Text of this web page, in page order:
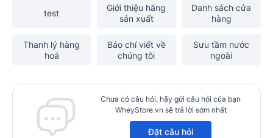
test
Giới thiệu hãng
sản xuất
Danh sách cửa
hàng
Thanh lý hàng
hoá
Báo chí viết về
chúng tôi
Sưu tầm nước
ngoài
Chưa có câu hỏi, hãy gửi câu hỏi của bạn
WheyStore.vn sẽ trả lời sớm nhất
Đặt câu hỏi